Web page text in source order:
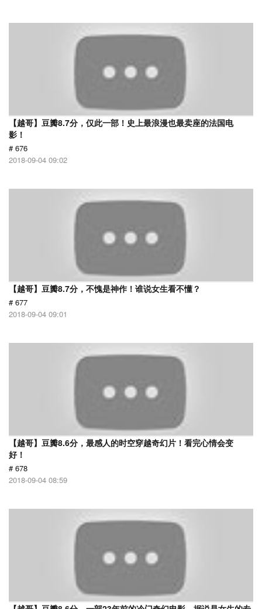
【越哥】豆瓣8.7分，仅此一部！史上最浪漫也最卖座的法国电
影！
# 676
2018-09-04 09:02
【越哥】豆瓣8.7分，不愧是神作！谁说女生看不懂？
# 677
2018-09-04 09:01
【越哥】豆瓣8.6分，最感人的时空穿越奇幻片！看完心情会变
好！
# 678
2018-09-04 08:59